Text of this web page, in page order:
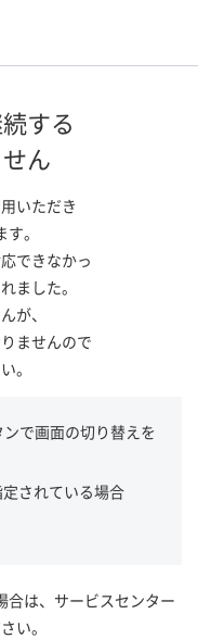
する
ん
いただき
。
できなかっ
ました。
が、
ませんので
。
で画面の切り替えを
されている場合
合は、サービスセンター
い。